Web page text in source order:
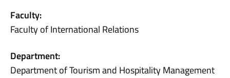
Faculty:
Faculty of International Relations
Department:
Department of Tourism and Hospitality Management